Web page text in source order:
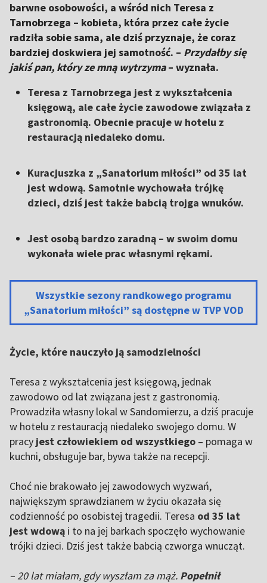
barwne osobowości, a wśród nich Teresa z
Tarnobrzega – kobieta, która przez całe życie
radziła sobie sama, ale dziś przyznaje, że coraz
bardziej doskwiera jej samotność. – Przydałby się
jakiś pan, który ze mną wytrzyma– wyznała.
Teresa z Tarnobrzega jest z wykształcenia
księgową, ale całe życie zawodowe związała z
gastronomią. Obecnie pracuje w hotelu z
restauracją niedaleko domu.
Kuracjuszka z „Sanatorium miłości” od 35 lat
jest wdową. Samotnie wychowała trójkę
dzieci, dziś jest także babcią trojga wnuków.
Jest osobą bardzo zaradną – w swoim domu
wykonała wiele prac własnymi rękami.
Wszystkie sezony randkowego programu
„Sanatorium miłości” są dostępne w TVP VOD
Życie, które nauczyło ją samodzielności
Teresa z wykształcenia jest księgową, jednak
zawodowo od lat związana jest z gastronomią.
Prowadziła własny lokal w Sandomierzu, a dziś pracuje
w hotelu z restauracją niedaleko swojego domu. W
pracy jest człowiekiem od wszystkiego – pomaga w
kuchni, obsługuje bar, bywa także na recepcji.
Choć nie brakowało jej zawodowych wyzwań,
największym sprawdzianem w życiu okazała się
codzienność po osobistej tragedii. Teresa od 35 lat
jest wdową i to na jej barkach spoczęło wychowanie
trójki dzieci. Dziś jest także babcią czworga wnucząt.
– 20 lat miałam, gdy wyszłam za mąż. Popełnił